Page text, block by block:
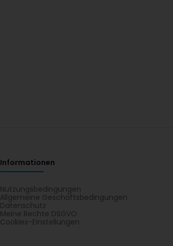
Informationen
Nutzungsbedingungen
Allgemeine Geschäftsbedingungen
Datenschutz
Meine Rechte DSGVO
Cookies-Einstellungen